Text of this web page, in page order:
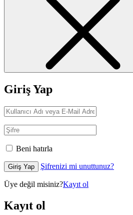
Giriş Yap
Beni hatırla
Giriş Yap Şifrenizi mi unuttunuz?
Üye değil misiniz?Kayıt ol
Kayıt ol